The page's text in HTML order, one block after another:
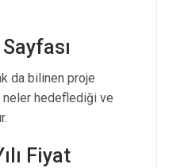
da bilinen proje
neler hedeflediği ve
Fiyat